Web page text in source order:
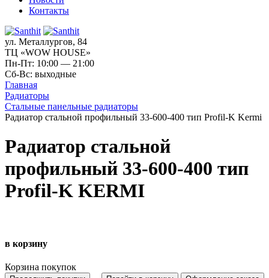
Контакты
ул. Металлургов, 84
ТЦ «WOW HOUSE»
Пн-Пт: 10:00 — 21:00
Сб-Вс: выходные
Главная
Радиаторы
Стальные панельные радиаторы
Радиатор стальной профильный 33-600-400 тип Profil-K Kermi
Радиатор стальной
профильный 33-600-400 тип
Profil-K KERMI
в корзину
Корзина покупок